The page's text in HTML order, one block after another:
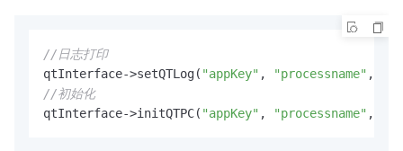
//日志打印
qtInterface->setQTLog( "appKey" ,
"processname"
//初始化
qtInterface->initQTPC( "appKey" , "processname" ,